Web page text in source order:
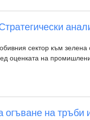
сектор към
оценката на
на тръби